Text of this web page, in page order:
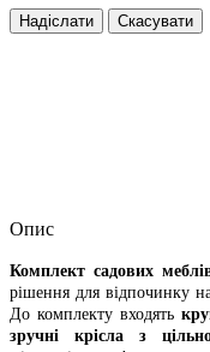
Надіслати Скасувати
Опис
Комплект садових
рішення для відпочинку
До комплекту входять
зручні крісла з